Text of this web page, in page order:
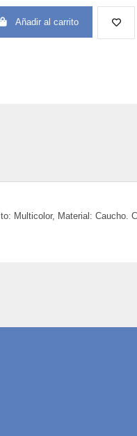
Añadir al carrito
Multicolor, Material: Caucho.